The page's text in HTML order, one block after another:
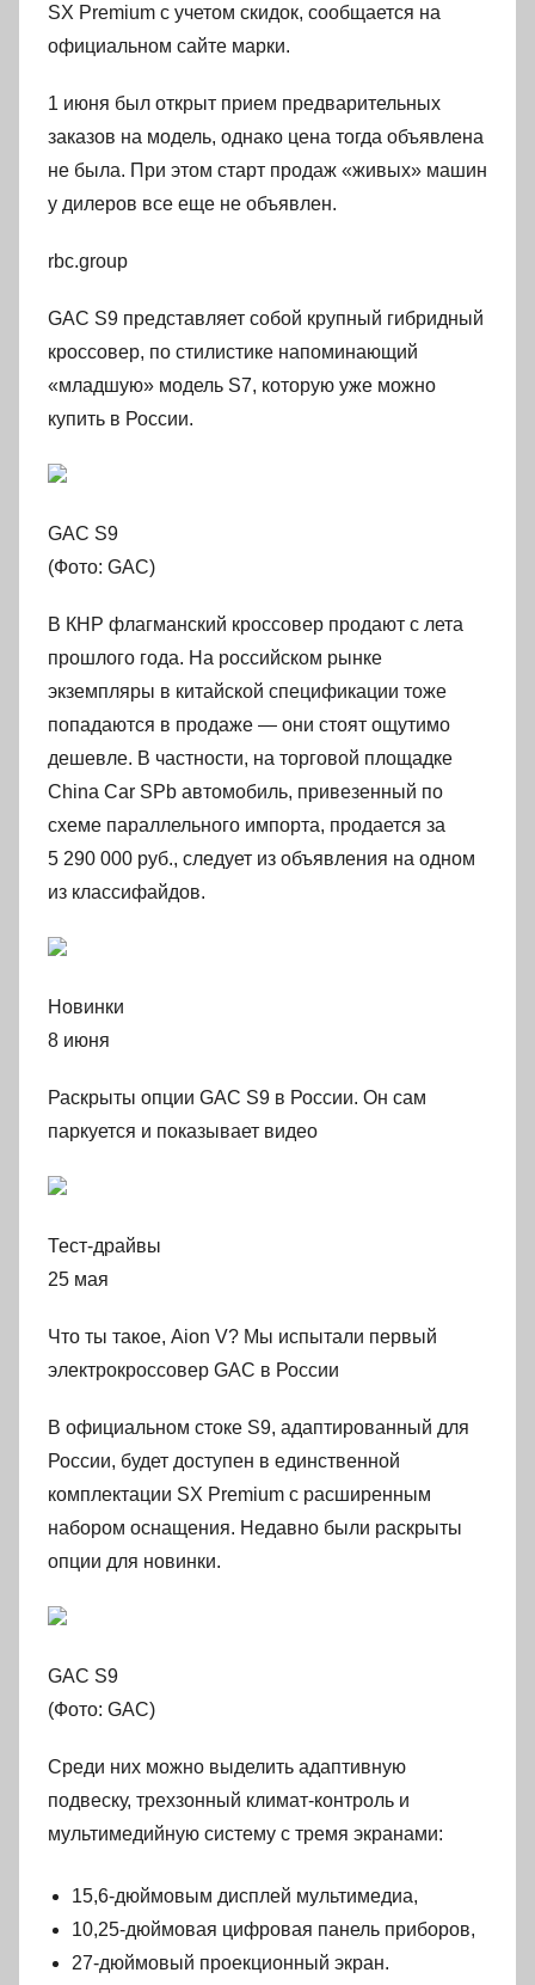
SX Premium с учетом скидок, сообщается на
официальном сайте марки.
1 июня был открыт прием предварительных
заказов на модель, однако цена тогда объявлена
не была. При этом старт продаж «живых» машин
у дилеров все еще не объявлен.
rbc.group
GAC S9 представляет собой крупный гибридный
кроссовер, по стилистике напоминающий
«младшую» модель S7, которую уже можно
купить в России.
GAC S9
(Фото: GAC)
В КНР флагманский кроссовер продают с лета
прошлого года. На российском рынке
экземпляры в китайской спецификации тоже
попадаются в продаже — они стоят ощутимо
дешевле. В частности, на торговой площадке
China Car SPb автомобиль, привезенный по
схеме параллельного импорта, продается за
5 290 000 руб., следует из объявления на одном
из классифайдов.
Новинки
8 июня
Раскрыты опции GAC S9 в России. Он сам
паркуется и показывает видео
Тест-драйвы
25 мая
Что ты такое, Aion V? Мы испытали первый
электрокроссовер GAC в России
В официальном стоке S9, адаптированный для
России, будет доступен в единственной
комплектации SX Premium с расширенным
набором оснащения. Недавно были раскрыты
опции для новинки.
GAC S9
(Фото: GAC)
Среди них можно выделить адаптивную
подвеску, трехзонный климат-контроль и
мультимедийную систему с тремя экранами:
15,6-дюймовым дисплей мультимедиа,
10,25-дюймовая цифровая панель приборов,
27-дюймовый проекционный экран.